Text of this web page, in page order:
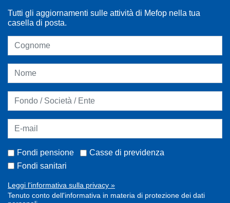
Tutti gli aggiornamenti sulle attività di Mefop nella tua
casella di posta.
Fondi pensione
Casse di previdenza
Fondi sanitari
Leggi l'informativa sulla privacy »
Tenuto conto dell'informativa in materia di protezione dei dati